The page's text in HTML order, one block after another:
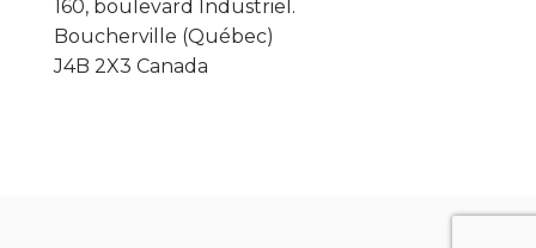
160, boulevard Industriel.
Boucherville (Québec)
J4B 2X3 Canada